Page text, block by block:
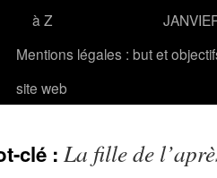
à Z
Mentions légales : but et
site web
clé : La fille de